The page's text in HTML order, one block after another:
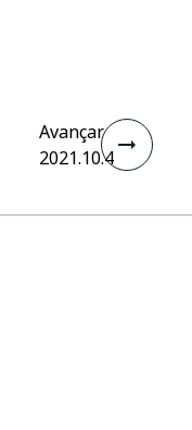
Avançar
2021.10.4